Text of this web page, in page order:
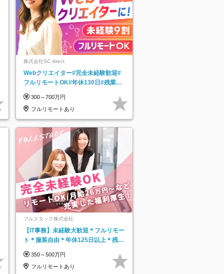
株式会社SC direct
Webクリエイター#完全未経験歓迎#
フルリモートOK#年休130日#残業月
300～700万円
フルリモートあり
フルスタック株式会社
【IT事務】未経験大歓迎＊フルリモー
ト＊服装自由＊年休125日以上＊残業
350～500万円
フルリモートあり